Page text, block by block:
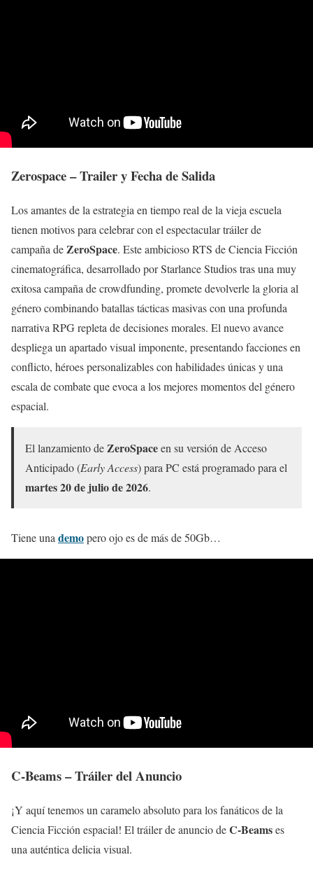
Zerospace – Trailer y Fecha de Salida
Los amantes de la estrategia en tiempo real de la vieja escuela
tienen motivos para celebrar con el espectacular tráiler de
campaña deZeroSpace. Este ambicioso RTS de Ciencia Ficción
cinematográfica, desarrollado por Starlance Studios tras una muy
exitosa campaña de crowdfunding, promete devolverle la gloria al
género combinando batallas tácticas masivas con una profunda
narrativa RPG repleta de decisiones morales. El nuevo avance
despliega un apartado visual imponente, presentando facciones en
conflicto, héroes personalizables con habilidades únicas y una
escala de combate que evoca a los mejores momentos del género
espacial.
El lanzamiento deZeroSpaceen su versión de Acceso
Anticipado (Early Access) para PC está programado para el
martes 20 de julio de 2026.
Tiene una demopero ojo es de más de 50Gb…
C-Beams – Tráiler del Anuncio
¡Y aquí tenemos un caramelo absoluto para los fanáticos de la
Ciencia Ficción espacial! El tráiler de anuncio deC-Beamses
una auténtica delicia visual.